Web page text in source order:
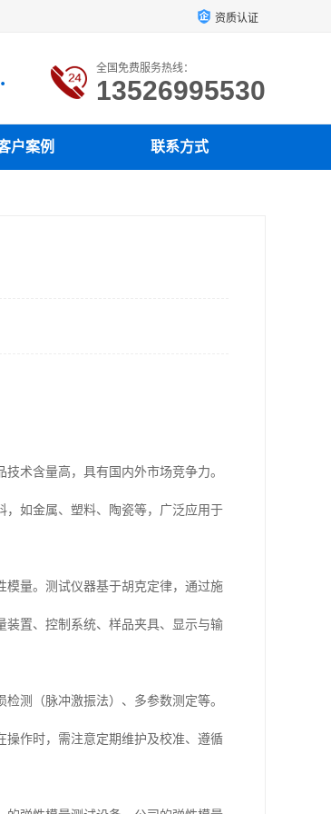
资质认证
LTD 全国免费服务热线：
13526995530
户案例 联系方式
术含量高，具有国内外市场竞争力。
如金属、塑料、陶瓷等，广泛应用于
模量。测试仪器基于胡克定律，通过施
装置、控制系统、样品夹具、显示与输
测（脉冲激振法）、多参数测定等。
操作时，需注意定期维护及校准、遵循